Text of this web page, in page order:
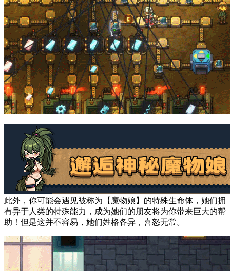
此外，你可能会遇见被称为【魔物娘】的特殊生命体，她们拥
有异于人类的特殊能力，成为她们的朋友将为你带来巨大的帮
助！但是这并不容易，她们姓格各异，喜怒无常。